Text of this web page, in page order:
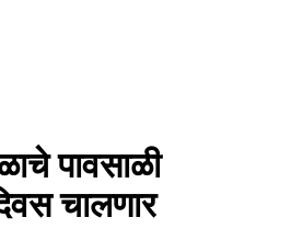
पावसाळी
चालणार